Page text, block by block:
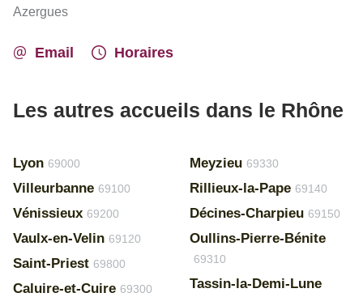
Azergues
Email Horaires
Les autres accueils dans le Rhône
Lyon 69000
Villeurbanne 69100
Vénissieux 69200
Vaulx-en-Velin 69120
Saint-Priest 69800
Caluire-et-Cuire 69300
Meyzieu 69330
Rillieux-la-Pape 69140
Décines-Charpieu 69150
Oullins-Pierre-Bénite
69310
Tassin-la-Demi-Lune